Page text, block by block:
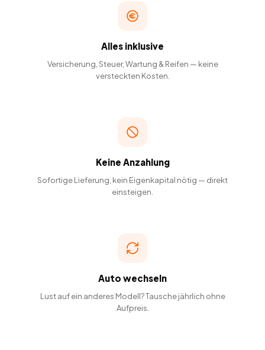
Alles inklusive
Versicherung, Steuer, Wartung & Reifen — keine
versteckten Kosten.
Keine Anzahlung
Sofortige Lieferung, kein Eigenkapital nötig — direkt
einsteigen.
Auto wechseln
Lust auf ein anderes Modell? Tausche jährlich ohne
Aufpreis.